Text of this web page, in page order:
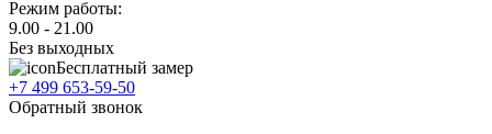
Режим работы:
9.00 - 21.00
Без выходных
Бесплатный замер
+7 499 653-59-50
Обратный звонок